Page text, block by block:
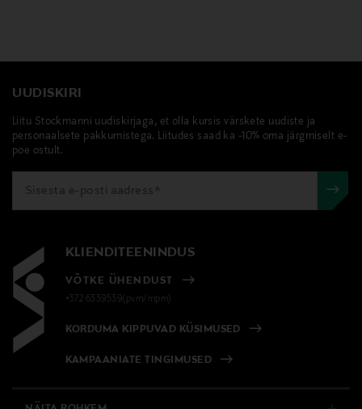
UUDISKIRI
Liitu Stockmanni uudiskirjaga, et olla kursis värskete uudiste ja
personaalsete pakkumistega. Liitudes saad ka -10% oma järgmiselt e-
poe ostult.
KLIENDITEENINDUS
VÕTKE ÜHENDUST
+372 6339539(pvm/mpm)
KORDUMA KIPPUVAD KÜSIMUSED
KAMPAANIATE TINGIMUSED